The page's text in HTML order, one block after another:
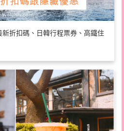
折扣碼、日韓行程票券、高鐵住